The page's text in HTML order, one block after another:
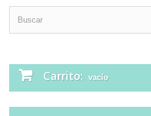
Carrito: vacío